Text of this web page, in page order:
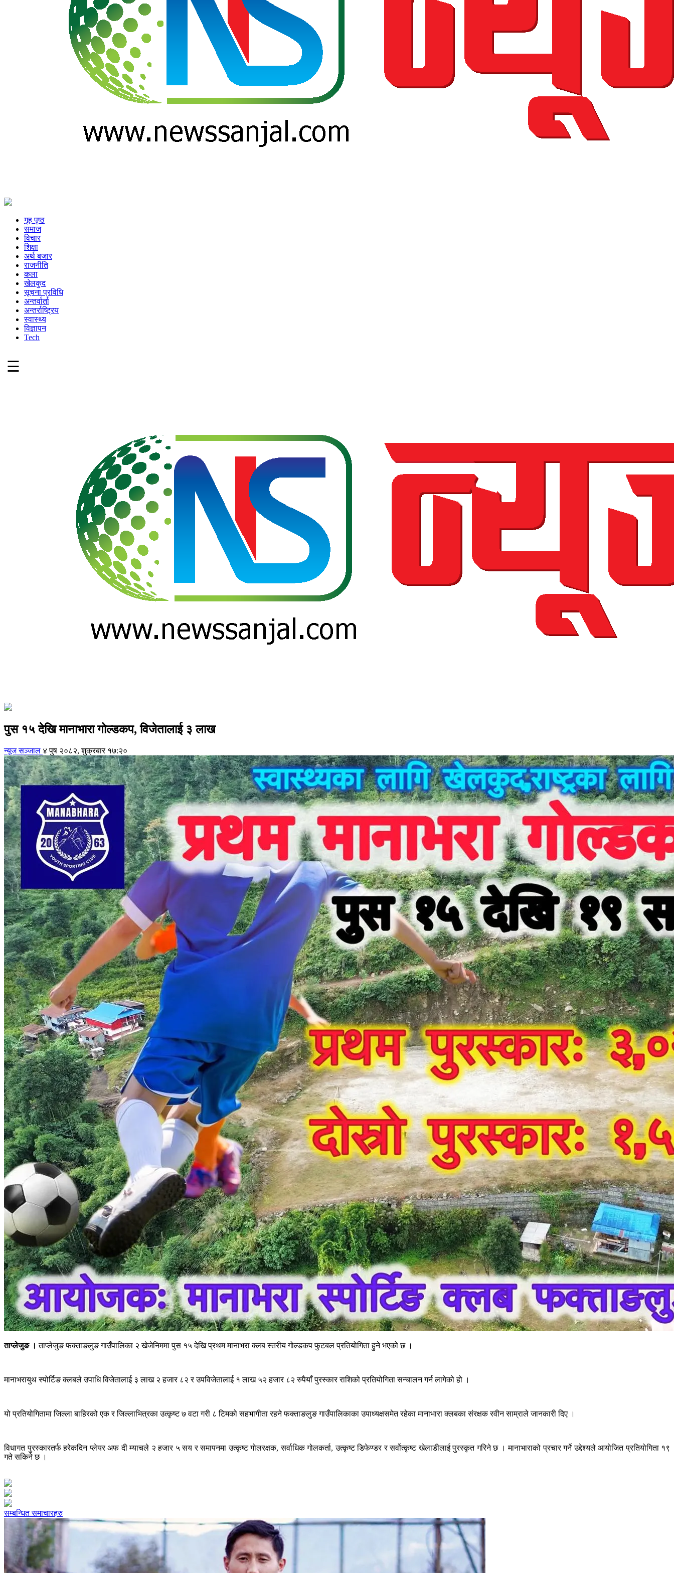
गृह पृष्ठ
समाज
विचार
शिक्षा
अर्थ बजार
राजनीति
कला
खेलकुद
सूचना प्रविधि
अन्तर्वार्ता
अन्तर्राष्ट्रिय
स्वास्थ्य
विज्ञापन
Tech
☰
पुस १५ देखि मानाभारा गोल्डकप, विजेतालाई ३ लाख
न्यूज सञ्जाल ४ पुष २०८२, शुक्रबार १७:२०
ताप्लेजुङ । ताप्लेजुङ फक्ताङलुङ गाउँपालिका २ खेजेनिममा पुस १५ देखि प्रथम मानाभरा क्लब स्तरीय गोल्डकप फुटबल प्रतियोगिता हुने भएको छ ।
मानाभरायुथ स्पोर्टिङ क्लबले उपाधि विजेतालाई ३ लाख २ हजार ८२ र उपविजेतालाई १ लाख ५२ हजार ८२ रुपैयाँ पुरस्कार राशिको प्रतियोगिता सन्चालन गर्न लागेको हो ।
यो प्रतियोगितामा जिल्ला बाहिरको एक र जिल्लाभित्रका उत्कृष्ट ७ वटा गरी ८ टिमको सहभागीता रहने फक्ताङलुङ गाउँपालिकाका उपाध्यक्षसमेत रहेका मानाभारा क्लबका संरक्षक रवीन साम्राले जानकारी दिए ।
विधागत पुरस्कारतर्फ हरेकदिन प्लेयर अफ दी म्याचले २ हजार ५ सय र समापनमा उत्कृष्ट गोलरक्षक, सर्वाधिक गोलकर्ता, उत्कृष्ट डिफेण्डर र सर्वोत्कृष्ट खेलाडीलाई पुरस्कृत गरिने छ । मानाभाराको प्रचार गर्ने उद्देश्यले आयोजित प्रतियोगिता १९
गते सकिने छ ।
सम्बन्धित समाचारहरु